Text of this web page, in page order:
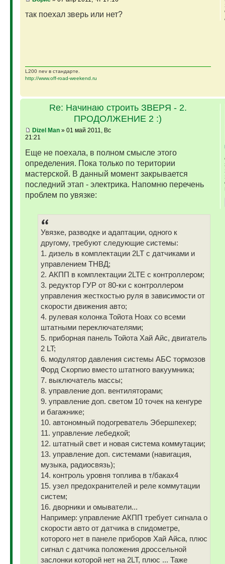
так поехал зверь или нет?
L200 nev в стандарте.
http://www.off-road-weekend.ru
Re: Начинаю строить ЗВЕРЯ - 2.
ПРОДОЛЖЕНИЕ 2 :)
Dizel Man» 01 май 2011, Вс
21:21
Еще не поехала, в полном смысле этого
определения. Пока только по територии
мастерской. В данный момент закрывается
последний этап - электрика. Напомню перечень
проблем по увязке:
Увязке, разводке и адаптации, одного к
другому, требуют следующие системы:
1. дизель в комплектации 2LT с датчиками и
управлением ТНВД;
2. АКПП в комплектации 2LTE с контроллером;
3. редуктор ГУР от 80-ки с контроллером
управления жесткостью руля в зависимости от
скорости движения авто;
4. рулевая колонка Тойота Ноах со всеми
штатными переключателями;
5. приборная панель Тойота Хай Айс, двигатель
2 LT;
6. модулятор давления системы АБС тормозов
Форд Скорпио вместо штатного вакуумника;
7. выключатель массы;
8. управление доп. вентиляторами;
9. управление доп. светом 10 точек на кенгуре
и багажнике;
10. автономный подогреватель Эбершпехер;
11. управление лебедкой;
12. штатный свет и новая система коммутации;
13. управление доп. системами (навигация,
музыка, радиосвязь);
14. контроль уровня топлива в т/баках4
15. узел предохранителей и реле коммутации
систем;
16. дворники и омыватели...
Например: управление АКПП требует сигнала о
скорости авто от датчика в спидометре,
которого нет в панеле приборов Хай Айса, плюс
сигнал с датчика положения дроссельной
заслонки которой нет на 2LT, плюс ... Таже